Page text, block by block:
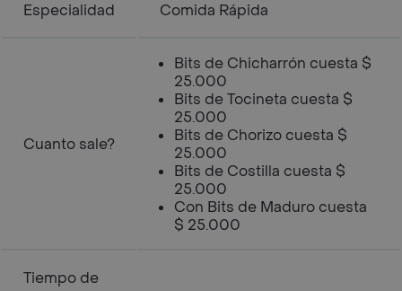
Especialidad Comida Rápida
Cuanto sale?
Bits de Chicharrón cuesta $
25.000
Bits de Tocineta cuesta $
25.000
Bits de Chorizo cuesta $
25.000
Bits de Costilla cuesta $
25.000
Con Bits de Maduro cuesta
$ 25.000
Tiempo de